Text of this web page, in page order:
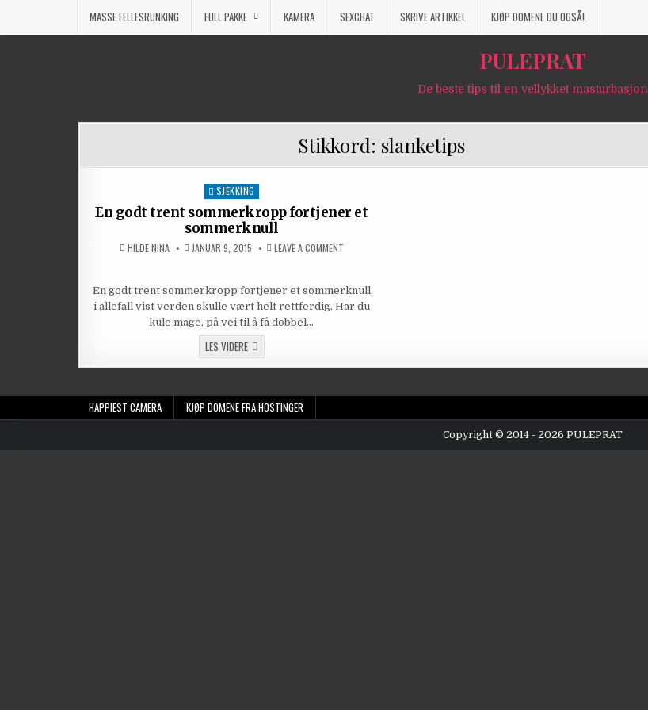
MASSE FELLESRUNKING FULL PAKKE KAMERA SEXCHAT SKRIVE ARTIKKEL KJØP DOMENE DU OGSÅ!
PULEPRAT
De beste tips til en vellykket masturbasjon
Stikkord: slanketips
Posted in
SJEKKING
En godt trent sommerkropp fortjener et
sommerknull
AUTHOR:
HILDE NINA PUBLISHED DATE:
JANUAR 9, 2015 LEAVE A COMMENTON EN GODT TRENT SOMMERKROPP FORTJENER ET SOMMERKNULL
En godt trent sommerkropp fortjener et sommerknull,
i allefall vist verden skulle vært helt rettferdig. Har du
kule mage, på vei til å få dobbel…
LES VIDEREEN GODT TRENT SOMMERKROPP FORTJENER ET SOMMERKNULL
HAPPIEST CAMERA KJØP DOMENE FRA HOSTINGER
Copyright © 2014 - 2026 PULEPRAT